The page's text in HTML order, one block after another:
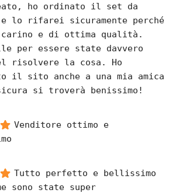
ho ordinato il set da
e lo rifarei sicuramente perché
carino e di ottima qualità.
per essere state davvero
risolvere la cosa. Ho
il sito anche a una mia amica
si troverà benissimo!
Venditore ottimo e
Tutto perfetto e bellissimo
sono state super